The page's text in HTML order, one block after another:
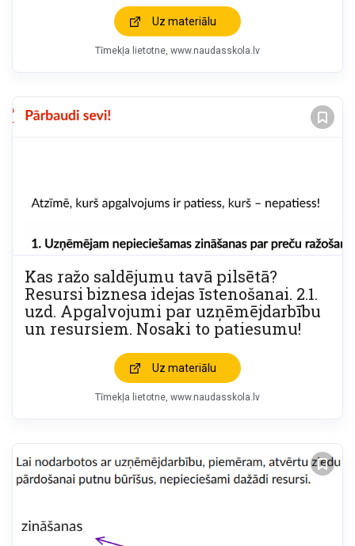
Uz materiālu
Tīmekļa lietotne www.naudasskola.lv
Kas ražo saldējumu tavā pilsētā?
Resursi biznesa idejas īstenošanai. 2.1.
uzd. Apgalvojumi par uzņēmējdarbību
un resursiem. Nosaki to patiesumu!
Uz materiālu
Tīmekļa lietotne www.naudasskola.lv